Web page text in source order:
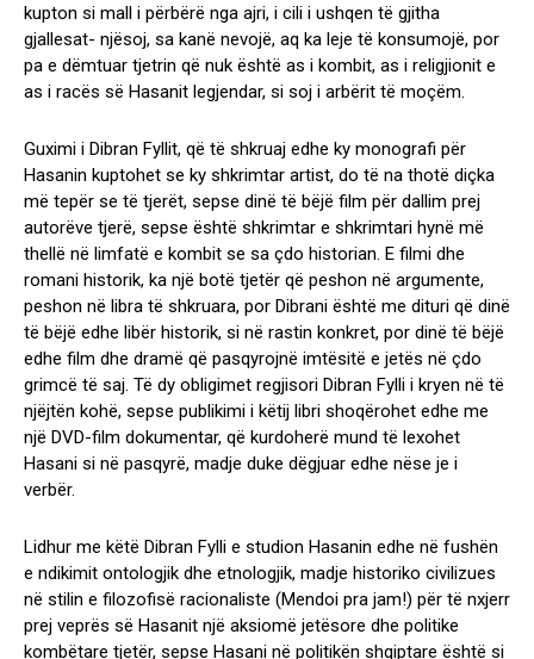
kupton si mall i përbërë nga ajri, i cili i ushqen të gjitha
gjallesat- njësoj, sa kanë nevojë, aq ka leje të konsumojë, por
pa e dëmtuar tjetrin që nuk është as i kombit, as i religjionit e
as i racës së Hasanit legjendar, si soj i arbërit të moçëm.
Guximi i Dibran Fyllit, që të shkruaj edhe ky monografi për
Hasanin kuptohet se ky shkrimtar artist, do të na thotë diçka
më tepër se të tjerët, sepse dinë të bëjë film për dallim prej
autorëve tjerë, sepse është shkrimtar e shkrimtari hynë më
thellë në limfatë e kombit se sa çdo historian. E filmi dhe
romani historik, ka një botë tjetër që peshon në argumente,
peshon në libra të shkruara, por Dibrani është me dituri që dinë
të bëjë edhe libër historik, si në rastin konkret, por dinë të bëjë
edhe film dhe dramë që pasqyrojnë imtësitë e jetës në çdo
grimcë të saj. Të dy obligimet regjisori Dibran Fylli i kryen në të
njëjtën kohë, sepse publikimi i këtij libri shoqërohet edhe me
një DVD-film dokumentar, që kurdoherë mund të lexohet
Hasani si në pasqyrë, madje duke dëgjuar edhe nëse je i
verbër.
Lidhur me këtë Dibran Fylli e studion Hasanin edhe në fushën
e ndikimit ontologjik dhe etnologjik, madje historiko civilizues
në stilin e filozofisë racionaliste (Mendoi pra jam!) për të nxjerr
prej veprës së Hasanit një aksiomë jetësore dhe politike
kombëtare tjetër, sepse Hasani në politikën shqiptare është si